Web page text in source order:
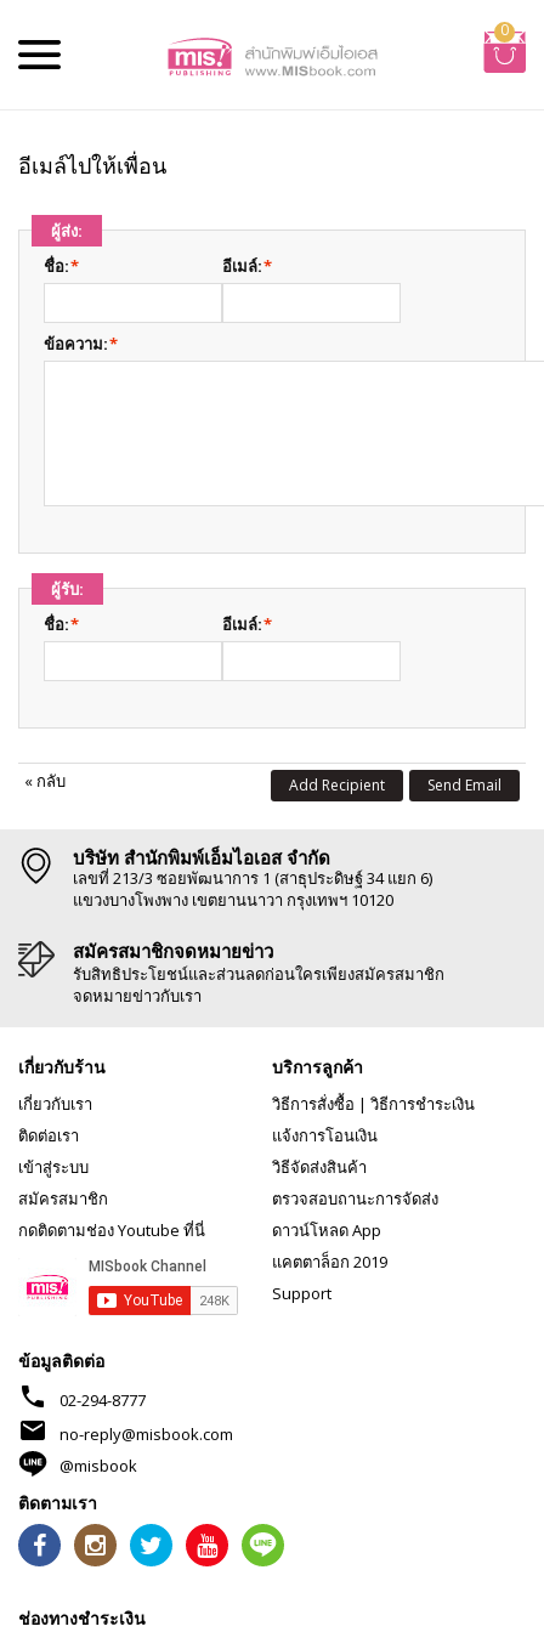
0
อีเมล์ไปให้เพื่อน
ผู้ส่ง:
*
ชื่อ: *
อีเมล์:
*
ข้อความ:
ผู้รับ:
*
ชื่อ: *
อีเมล์:
« กลับ Send Email
Add Recipient
บริษัท สำนักพิมพ์เอ็มไอเอส จำกัด
เลขที่ 213/3 ซอยพัฒนาการ 1 (สาธุประดิษฐ์ 34 แยก 6)
แขวงบางโพงพาง เขตยานนาวา กรุงเทพฯ 10120
สมัครสมาชิกจดหมายข่าว
รับสิทธิประโยชน์และส่วนลดก่อนใครเพียงสมัครสมาชิก
จดหมายข่าวกับเรา
เกี่ยวกับร้าน
เกี่ยวกับเรา
ติดต่อเรา
เข้าสู่ระบบ
สมัครสมาชิก
กดติดตามช่อง Youtube ที่นี่
บริการลูกค้า
วิธีการสั่งซื้อ | วิธีการชำระเงิน
แจ้งการโอนเงิน
วิธีจัดส่งสินค้า
ตรวจสอบถานะการจัดส่ง
ดาวน์โหลด App
แคตตาล็อก 2019
Support
ข้อมูลติดต่อ
phone 02-294-8777
mail
no-reply@misbook.com
@misbook
ติดตามเรา
ช่องทางชำระเงิน